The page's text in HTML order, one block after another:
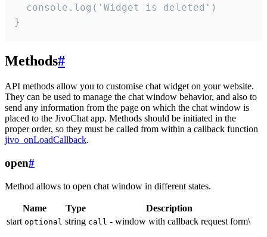
  console.log('Widget is deleted')
}
Methods#
API methods allow you to customise chat widget on your website.
They can be used to manage the chat window behavior, and also to
send any information from the page on which the chat window is
placed to the JivoChat app. Methods should be initiated in the
proper order, so they must be called from within a callback function
jivo_onLoadCallback.
open#
Method allows to open chat window in different states.
Name Type
Description
start optional string call - window with callback request form\